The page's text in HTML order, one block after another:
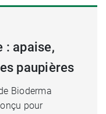
: apaise,
paupières
Bioderma
pour